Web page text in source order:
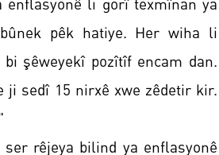
pêk hatiye. Her wiha li
şêweyekî pozîtîf encam dan.
sedî 15 nirxê xwe zêdetir kir.
rêjeya bilind ya enflasyonê